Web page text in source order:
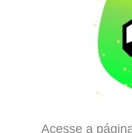
Acesse a